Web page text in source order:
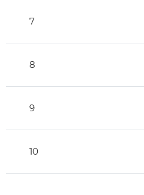
7
8
9
10